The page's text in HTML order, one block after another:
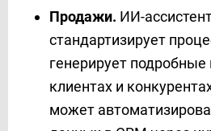
Продажи. ИИ-
стандартизирует
генерирует
клиентах и
может